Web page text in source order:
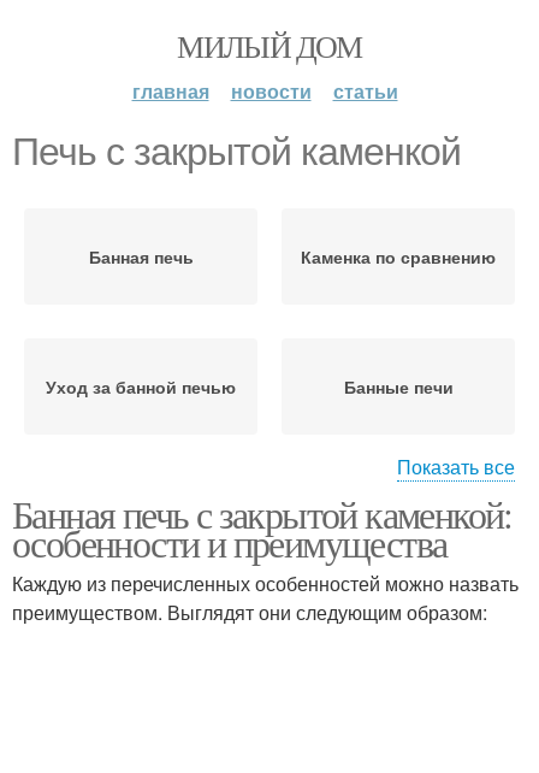
МИЛЫЙ ДОМ
главная новости статьи
Печь с закрытой каменкой
Банная печь Каменка по сравнению
Уход за банной печью Банные печи
каменкой
Разница между
банными печами
Показать все
Банная печь с закрытой каменкой:
особенности и преимущества
Каждую из перечисленных особенностей можно назвать
преимуществом. Выглядят они следующим образом: